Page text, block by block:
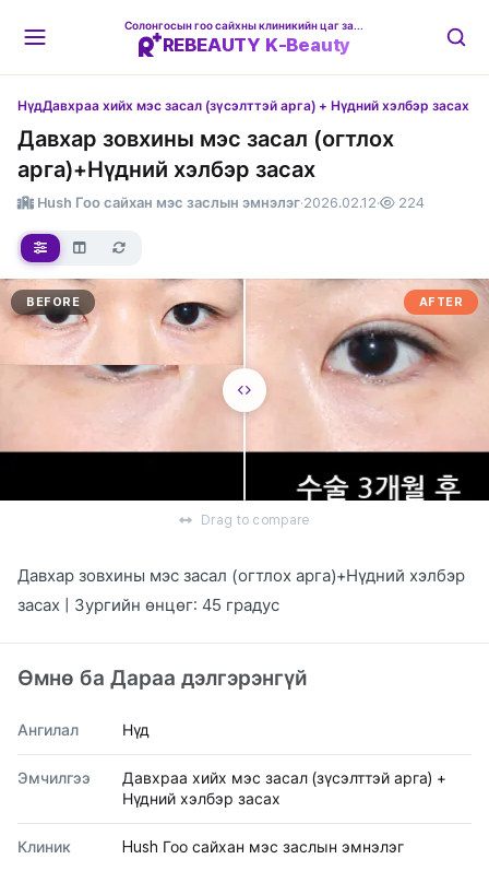
REBEAUTY K-Beauty
НүдДавхраа хийх мэс засал (зүсэлттэй арга) + Нүдний хэлбэр засах
Давхар зовхины мэс засал (огтлох
арга)+Нүдний хэлбэр засах
Hush Гоо сайхан мэс заслын эмнэлэг·2026.02.12· 224
AFTER
BEFORE
Drag to compare
Давхар зовхины мэс засал (огтлох арга)+Нүдний хэлбэр
засах | Зургийн өнцөг: 45 градус
Өмнө ба Дараа дэлгэрэнгүй
Ангилал Нүд
Эмчилгээ
Давхраа хийх мэс засал (зүсэлттэй арга) +
Нүдний хэлбэр засах
Клиник Hush Гоо сайхан мэс заслын эмнэлэг